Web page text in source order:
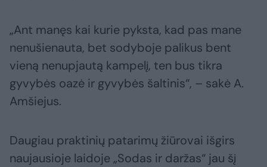
„Ant manęs kai kurie pyksta, kad pas mane
nenušienauta, bet sodyboje palikus bent
vieną nenupjautą kampelį, ten bus tikra
gyvybės oazė ir gyvybės šaltinis“, – sakė A.
Amšiejus.
Daugiau praktinių patarimų žiūrovai išgirs
naujausioje laidoje „Sodas ir daržas“ jau šį